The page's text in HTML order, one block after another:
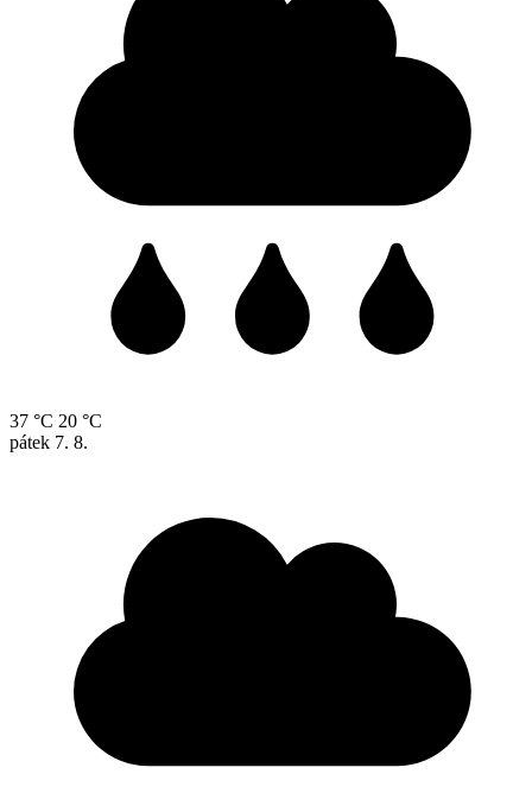
37 °C 20 °C
pátek 7. 8.